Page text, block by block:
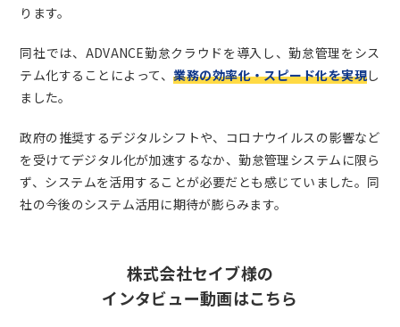
ります。
同社では、ADVANCE勤怠クラウドを導入し、勤怠管理をシス
テム化することによって、業務の効率化・スピード化を実現し
ました。
政府の推奨するデジタルシフトや、コロナウイルスの影響など
を受けてデジタル化が加速するなか、勤怠管理システムに限ら
ず、システムを活用することが必要だとも感じていました。同
社の今後のシステム活用に期待が膨らみます。
株式会社セイブ様の
インタビュー動画はこちら